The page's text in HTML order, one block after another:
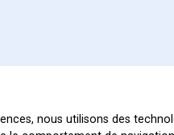
nous utilisons des